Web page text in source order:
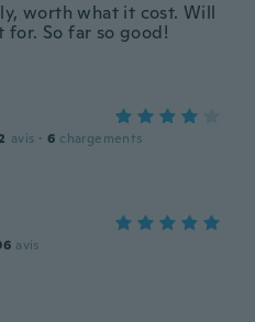
worth what it cost. Will
So far so good!
avis · 6 chargements
avis